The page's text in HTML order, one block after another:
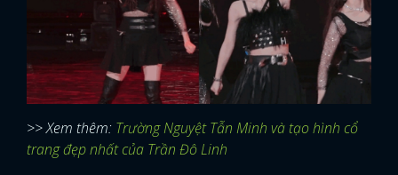
>> Xem thêm: Trường Nguyệt Tẫn Minh và tạo hình cổ
trang đẹp nhất của Trần Đô Linh